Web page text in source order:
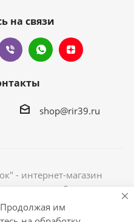
на связи
shop@rir39.ru
- интернет-магазин
законом об авторских
Рогов
ОГРНИП
Продолжая им